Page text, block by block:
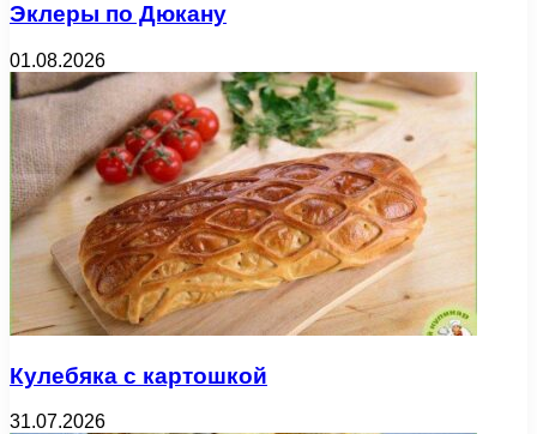
Эклеры по Дюкану
01.08.2026
Кулебяка с картошкой
31.07.2026